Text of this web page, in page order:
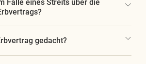
Falle eines Streits über die
gedacht?